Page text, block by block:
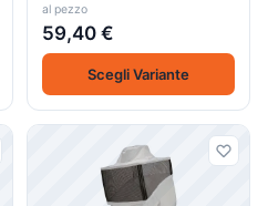
al pezzo
59,40 €
Scegli Variante